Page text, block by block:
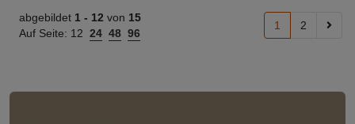
abgebildet 1 - 12 von 15
Auf Seite: 12 24 48 96
1 2